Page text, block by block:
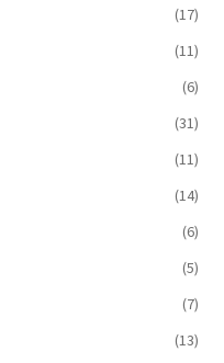
(17)
(11)
(6)
(31)
(11)
(14)
(6)
(5)
(7)
(13)